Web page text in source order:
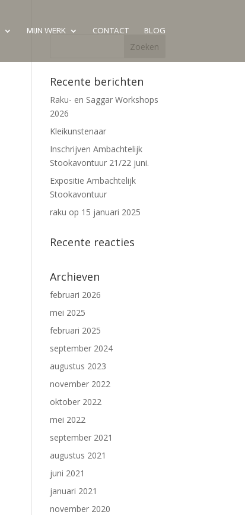
MIJN WERK CONTACT BLOG
Recente berichten
Raku- en Saggar Workshops
2026
Kleikunstenaar
Inschrijven Ambachtelijk
Stookavontuur 21/22 juni.
Expositie Ambachtelijk
Stookavontuur
raku op 15 januari 2025
Recente reacties
Archieven
februari 2026
mei 2025
februari 2025
september 2024
augustus 2023
november 2022
oktober 2022
mei 2022
september 2021
augustus 2021
juni 2021
januari 2021
november 2020